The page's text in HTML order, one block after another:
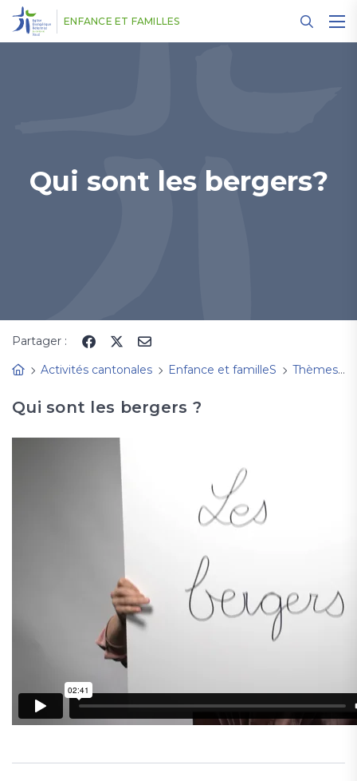
ENFANCE ET FAMILLES
Qui sont les bergers?
Partager :
Activités cantonales
Enfance et familleS Thèmes, fêtes à découvrir
Qui sont les bergers ?
Panneau de gestion des cookies